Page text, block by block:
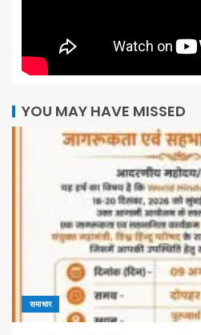
YOU MAY HAVE MISSED
समाचार